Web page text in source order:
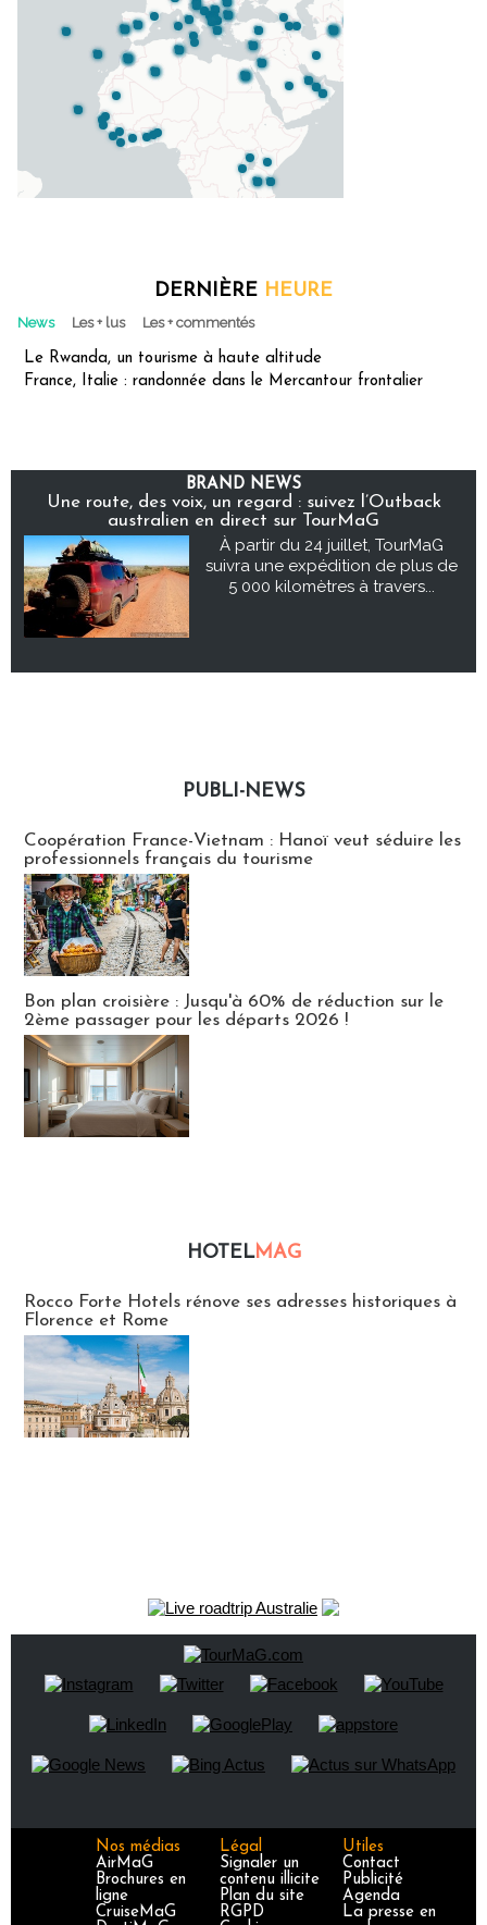
DERNIÈRE HEURE
News Les + lus Les + commentés
Le Rwanda, un tourisme à haute altitude
France, Italie : randonnée dans le Mercantour frontalier
BRAND NEWS
Une route, des voix, un regard : suivez l’Outback
australien en direct sur TourMaG
À partir du 24 juillet, TourMaG
suivra une expédition de plus de
5 000 kilomètres à travers...
PUBLI-NEWS
Coopération France-Vietnam : Hanoï veut séduire les
professionnels français du tourisme
Bon plan croisière : Jusqu'à 60% de réduction sur le
2ème passager pour les départs 2026 !
HOTELMAG
Rocco Forte Hotels rénove ses adresses historiques à
Florence et Rome
Nos médias
AirMaG
Brochures en
ligne
CruiseMaG
Légal
Signaler un
contenu illicite
Plan du site
RGPD
Utiles
Contact
Publicité
Agenda
La presse en